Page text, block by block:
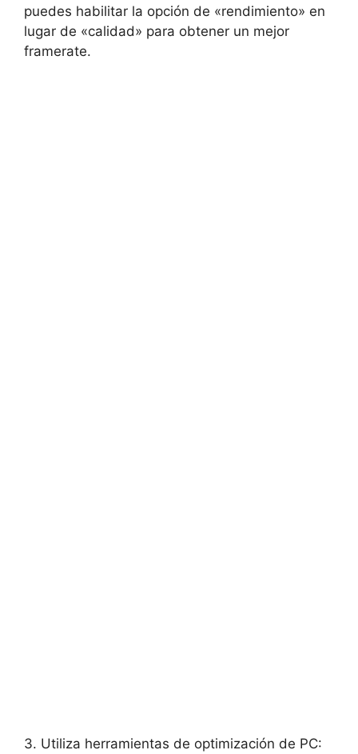
puedes habilitar la opción de «rendimiento» en
lugar de «calidad» para obtener un mejor
framerate.
3. Utiliza herramientas de optimización de PC: